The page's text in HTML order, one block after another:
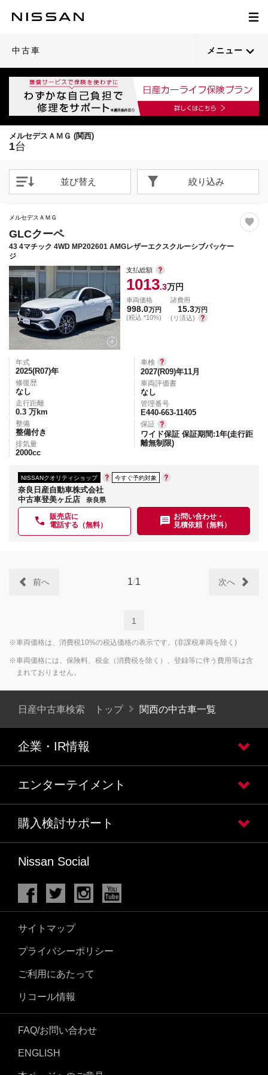
中古車 メニュー
メルセデスＡＭＧ (関西)
1台
並び替え 絞り込み
59
閉じる
メルセデスＡＭＧ
GLCクーペ
43 4マチック 4WD MP202601 AMGレザーエクスクルーシブパッケー
ジ
支払総額
1013.3万円
車両価格
998.0万円
(税込 *10%)
諸費用
15.3万円
(リ済込)
年式
2025(R07)年
修復歴
なし
走行距離
0.3 万km
整備
整備付き
排気量
2000cc
車検
2027(R09)年11月
車両評価書
なし
管理番号
E440-663-11405
保証
ワイド保証 保証期間:1年(走行距
離無制限)
NISSANクオリティショップ 今すぐ予約対象
奈良日産自動車株式会社
中古車登美ヶ丘店
奈良県
販売店に
電話する（無料）
お問い合わせ・
見積依頼（無料）
1/1
前へ 次へ
1
※車両価格は、消費税10%の税込価格の表示です。(非課税車両を除く)
※車両価格には、保険料、税金（消費税を除く）、登録等に伴う費用等は含
まれておりません。
日産中古車検索 トップ 関西の中古車一覧
企業・IR情報
エンターテイメント
購入検討サポート
Nissan Social
サイトマップ
プライバシーポリシー
ご利用にあたって
リコール情報
FAQ/お問い合わせ
ENGLISH